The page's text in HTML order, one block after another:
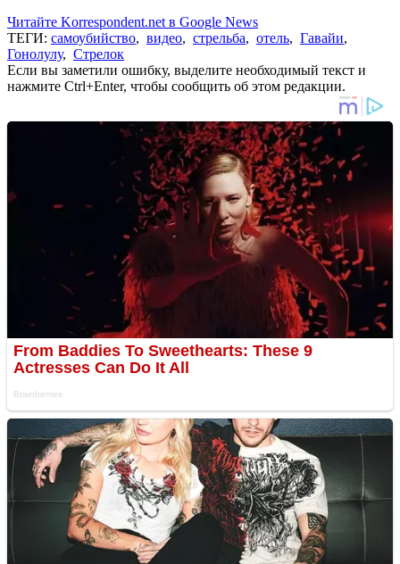
Читайте Korrespondent.net в Google News
ТЕГИ: самоубийство, видео, стрельба, отель, Гавайи,
Гонолулу, Стрелок
Если вы заметили ошибку, выделите необходимый текст и
нажмите Ctrl+Enter, чтобы сообщить об этом редакции.